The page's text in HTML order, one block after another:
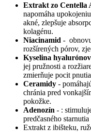
Extrakt zo Centella
napomáha
akné, zlepšuje
kolagénu.
Niacinamid -
rozšírených pórov,
Kyselina
jej pružnosti a
zmierňuje pocit
Ceramidy -
chránia pred
pokožke.
Adenozín - :
predčasného
Extrakt z ibišteku,